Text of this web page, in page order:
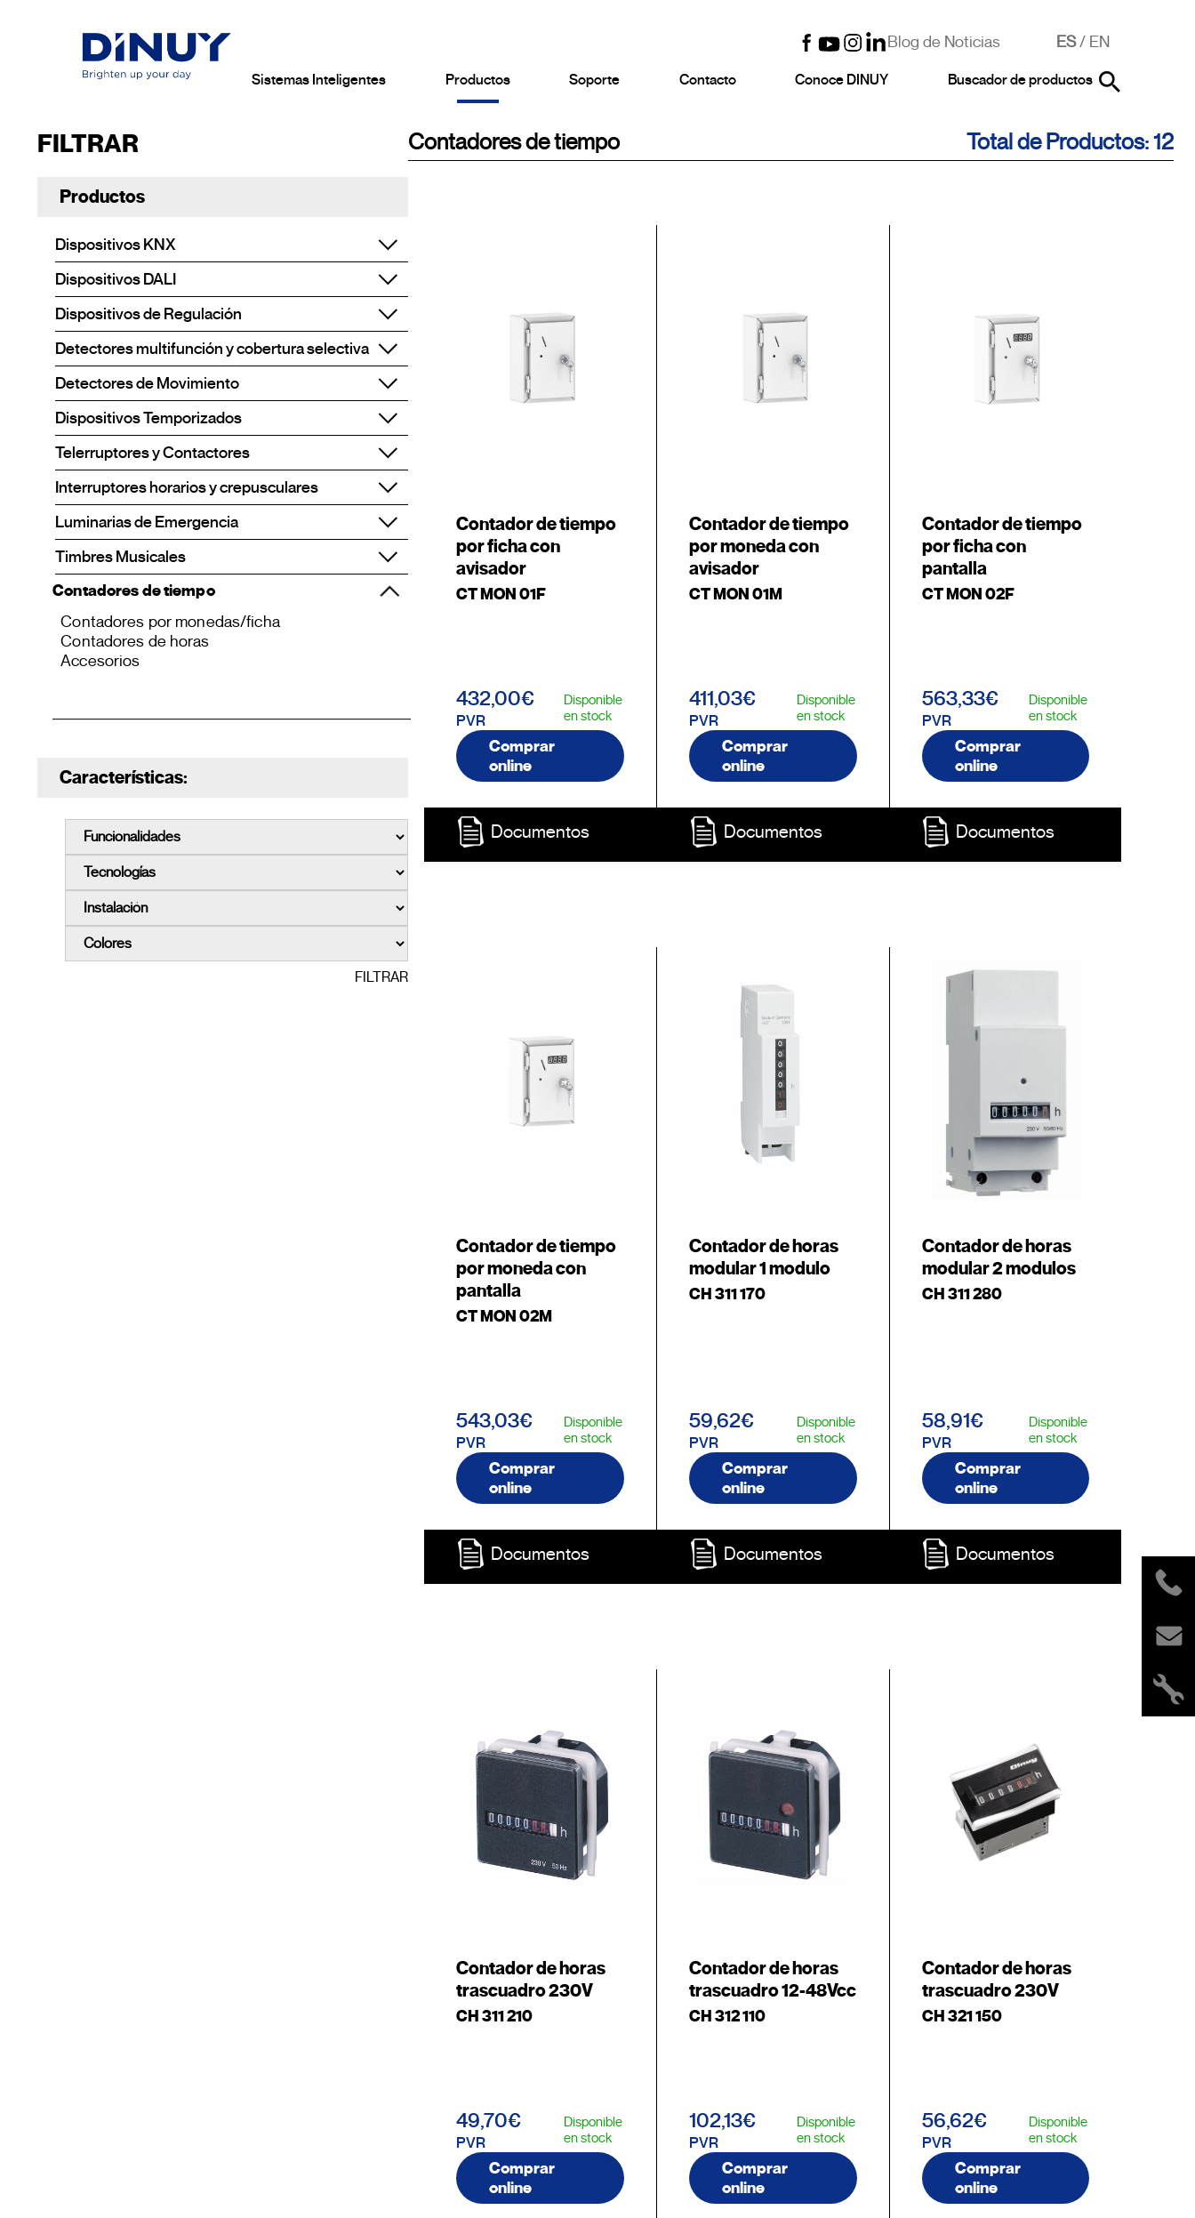
Blog de Noticias ES/ EN
Sistemas Inteligentes Productos Soporte Contacto Conoce DINUY Buscador de productos
FILTRAR
Productos
Dispositivos KNX
Dispositivos DALI
Dispositivos de Regulación
Detectores multifunción y cobertura selectiva
Detectores de Movimiento
Dispositivos Temporizados
Telerruptores y Contactores
Interruptores horarios y crepusculares
Luminarias de Emergencia
Timbres Musicales
Contadores de tiempo
Contadores por monedas/ficha
Contadores de horas
Accesorios
Características:
FILTRAR
Contadores de tiempo Total de Productos: 12
Contador de tiempo
por ficha con
avisador
CT MON 01F
432,00€
PVR
Disponible
en stock
Comprar
online
Documentos
Contador de tiempo
por moneda con
avisador
CT MON 01M
411,03€
PVR
Disponible
en stock
Comprar
online
Documentos
Contador de tiempo
por ficha con
pantalla
CT MON 02F
563,33€
PVR
Disponible
en stock
Comprar
online
Documentos
Contador de tiempo
por moneda con
pantalla
CT MON 02M
543,03€
PVR
Disponible
en stock
Comprar
online
Documentos
Contador de horas
modular 1 modulo
CH 311 170
59,62€
PVR
Disponible
en stock
Comprar
online
Documentos
Contador de horas
modular 2 modulos
CH 311 280
58,91€
PVR
Disponible
en stock
Comprar
online
Documentos
Contador de horas
trascuadro 230V
CH 311 210
49,70€
PVR
Disponible
en stock
Comprar
online
Contador de horas
trascuadro 12-48Vcc
CH 312 110
102,13€
PVR
Disponible
en stock
Comprar
online
Contador de horas
trascuadro 230V
CH 321 150
56,62€
PVR
Disponible
en stock
Comprar
online